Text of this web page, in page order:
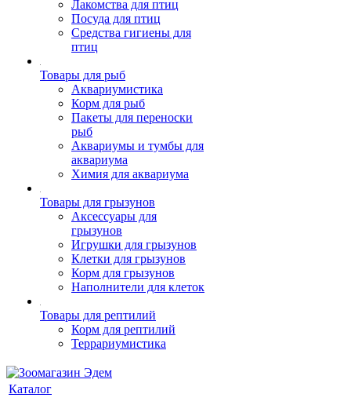
Лакомства для птиц
Посуда для птиц
Средства гигиены для
птиц
Товары для рыб
Аквариумистика
Корм для рыб
Пакеты для переноски
рыб
Аквариумы и тумбы для
аквариума
Химия для аквариума
Товары для грызунов
Аксессуары для
грызунов
Игрушки для грызунов
Клетки для грызунов
Корм для грызунов
Наполнители для клеток
Товары для рептилий
Корм для рептилий
Террариумистика
Каталог